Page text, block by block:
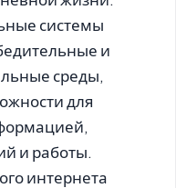
системы
и
среды,
для
и работы.
интернета